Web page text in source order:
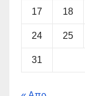
17 18
24 25
31